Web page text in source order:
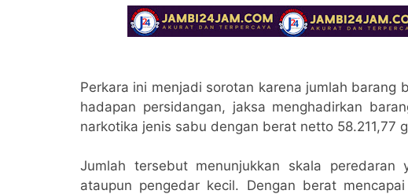
Perkara ini menjadi sorotan karena jumlah barang
hadapan persidangan, jaksa menghadirkan
narkotika jenis sabu dengan berat netto 58.211,77
Jumlah tersebut menunjukkan skala peredaran
ataupun pengedar kecil. Dengan berat